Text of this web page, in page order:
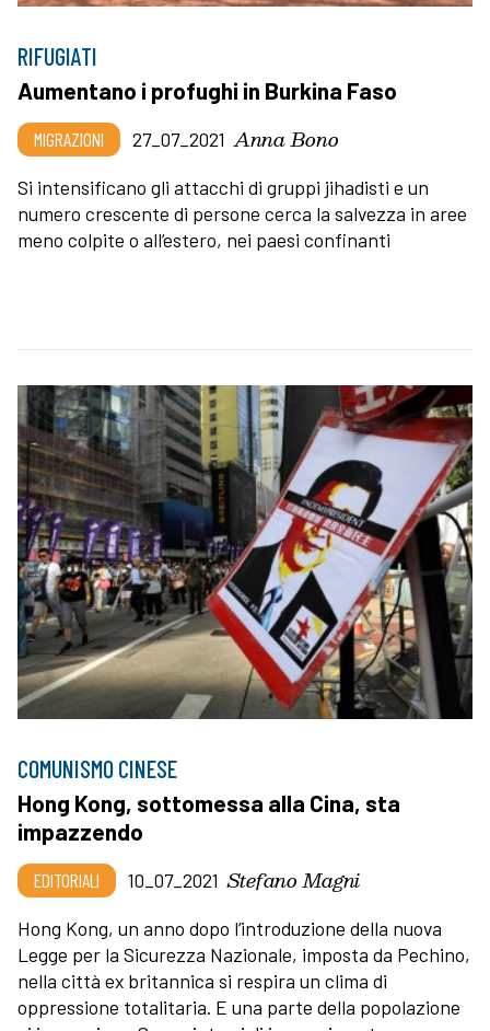
RIFUGIATI
Aumentano i profughi in Burkina Faso
MIGRAZIONI 27_07_2021 Anna Bono
Si intensificano gli attacchi di gruppi jihadisti e un
numero crescente di persone cerca la salvezza in aree
meno colpite o all’estero, nei paesi confinanti
COMUNISMO CINESE
Hong Kong, sottomessa alla Cina, sta
impazzendo
EDITORIALI 10_07_2021 Stefano Magni
Hong Kong, un anno dopo l’introduzione della nuova
Legge per la Sicurezza Nazionale, imposta da Pechino,
nella città ex britannica si respira un clima di
oppressione totalitaria. E una parte della popolazione